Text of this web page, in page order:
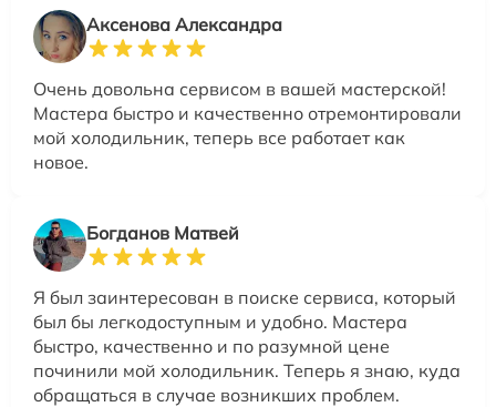
Аксенова Александра
Очень довольна сервисом в вашей мастерской!
Мастера быстро и качественно отремонтировали
мой холодильник, теперь все работает как
новое.
Богданов Матвей
Я был заинтересован в поиске сервиса, который
был бы легкодоступным и удобно. Мастера
быстро, качественно и по разумной цене
починили мой холодильник. Теперь я знаю, куда
обращаться в случае возникших проблем.